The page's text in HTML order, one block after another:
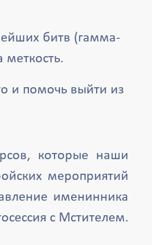
битв (гамма-
меткость.
и помочь выйти из
которые наши
мероприятий
именинника
с Мстителем.